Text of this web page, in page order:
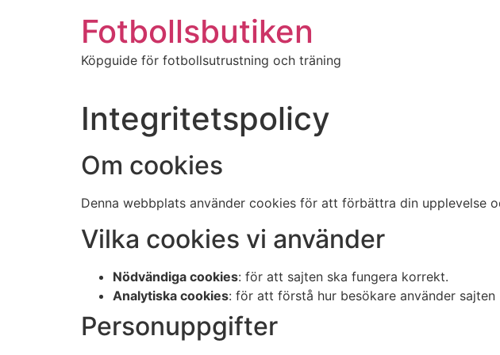
Fotbollsbutiken
Köpguide för fotbollsutrustning och träning
Integritetspolicy
Om cookies
Denna webbplats använder cookies för att förbättra din upplevelse
Vilka cookies vi använder
Nödvändiga cookies: för att sajten ska fungera korrekt.
Analytiska cookies: för att förstå hur besökare använder
Personuppgifter